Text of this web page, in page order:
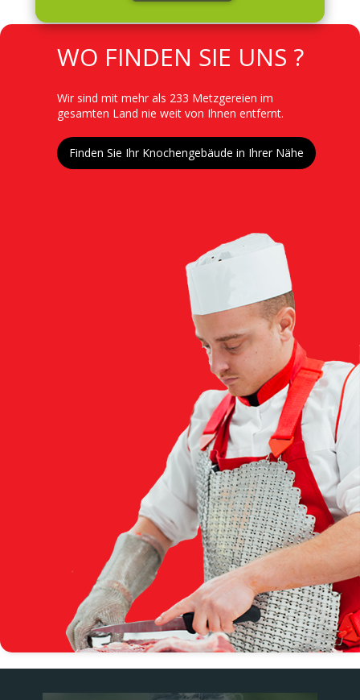
TITRE
WO FINDEN SIE UNS ?
Contenu
Wir sind mit mehr als 233 Metzgereien im
gesamten Land nie weit von Ihnen entfernt.
Finden Sie Ihr Knochengebäude in Ihrer Nähe